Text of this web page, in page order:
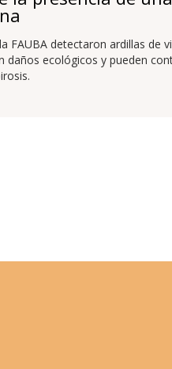
FAUBA detectaron ardillas de
daños ecológicos y pueden